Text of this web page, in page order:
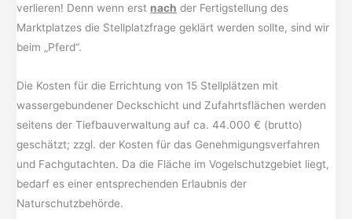
verlieren! Denn wenn erst nach der Fertigstellung des
Marktplatzes die Stellplatzfrage geklärt werden sollte, sind wir
beim „Pferd“.
Die Kosten für die Errichtung von 15 Stellplätzen mit
wassergebundener Deckschicht und Zufahrtsflächen werden
seitens der Tiefbauverwaltung auf ca. 44.000 € (brutto)
geschätzt; zzgl. der Kosten für das Genehmigungsverfahren
und Fachgutachten. Da die Fläche im Vogelschutzgebiet liegt,
bedarf es einer entsprechenden Erlaubnis der
Naturschutzbehörde.